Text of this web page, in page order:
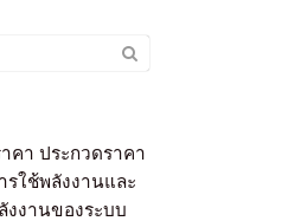
คา ประกวดราคา
ใช้พลังงานและ
งงานของระบบ